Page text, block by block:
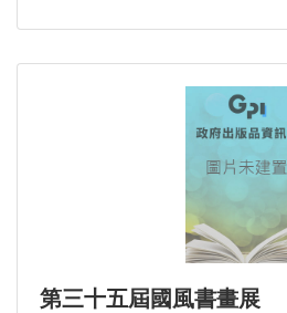
第三十五屆國風書畫展